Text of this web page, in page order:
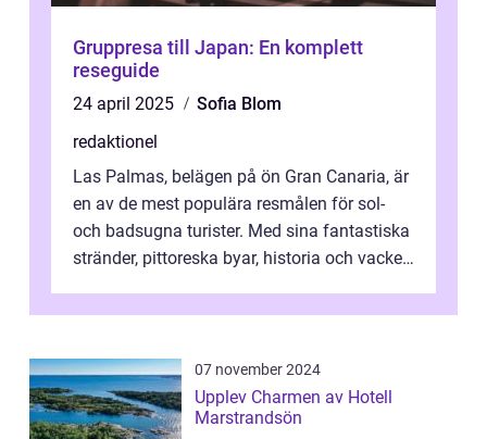
Gruppresa till Japan: En komplett
reseguide
24 april 2025
Sofia Blom
redaktionel
Las Palmas, belägen på ön Gran Canaria, är
en av de mest populära resmålen för sol-
och badsugna turister. Med sina fantastiska
stränder, pittoreska byar, historia och vacker
07 november 2024
Upplev Charmen av Hotell
Marstrandsön